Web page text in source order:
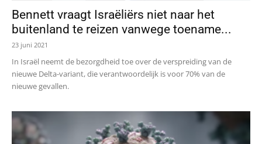
Bennett vraagt Israëliërs niet naar het
buitenland te reizen vanwege toename...
23 juni 2021
In Israël neemt de bezorgdheid toe over de verspreiding van de
nieuwe Delta-variant, die verantwoordelijk is voor 70% van de
nieuwe gevallen.